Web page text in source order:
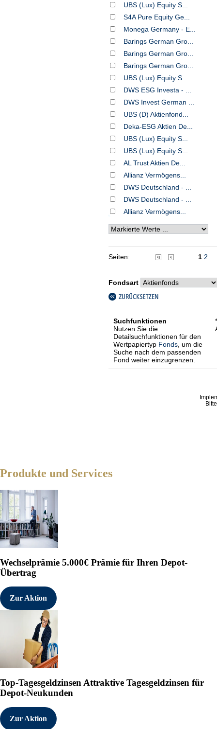
UBS (Lux) Equity S...
S4A Pure Equity Ge...
Monega Germany - E...
Barings German Gro...
Barings German Gro...
Barings German Gro...
UBS (Lux) Equity S...
DWS ESG Investa - ...
DWS Invest German ...
UBS (D) Aktienfond...
Deka-ESG Aktien De...
UBS (Lux) Equity S...
UBS (Lux) Equity S...
AL Trust Aktien De...
Allianz Vermögens...
DWS Deutschland - ...
DWS Deutschland - ...
Allianz Vermögens...
Seiten: 1 2
Fondsart
Suchfunktionen
Nutzen Sie die
Detailsuchfunktionen für den
Wertpapiertyp Fonds, um die
Suche nach dem passenden
Fond weiter einzugrenzen.
Produkte und Services
Wechselprämie 5.000€ Prämie für Ihren Depot-
Übertrag
Zur Aktion
Top-TagesgeldzinsenAttraktive Tagesgeldzinsen für
Depot-Neukunden
Zur Aktion